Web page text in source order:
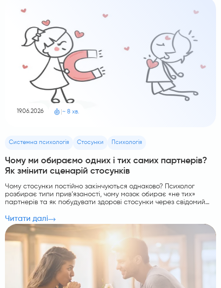
19.06.2026 ~ 8 хв.
Системна психологія Стосунки Психологія
Чому ми обираємо одних і тих самих партнерів?
Як змінити сценарій стосунків
Чому стосунки постійно закінчуються однаково? Психолог
розбирає типи прив’язаності, чому мозок обирає «не тих»
партнерів та як побудувати здорові стосунки через свідомий
Читати далі